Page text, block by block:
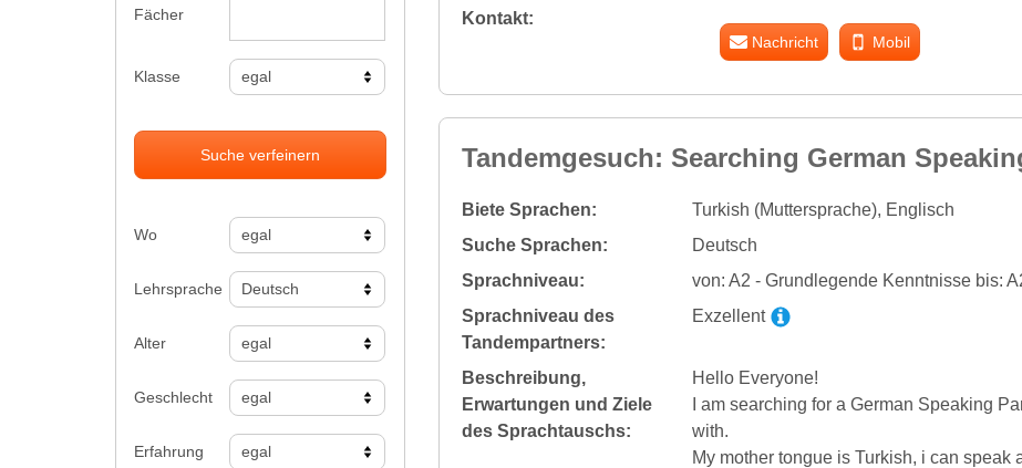
Fächer
Klasse
Suche verfeinern
Wo
Lehrsprache
Alter
Geschlecht
Erfahrung
Kontakt:
Nachricht Mobil
Tandemgesuch: Searching German
Biete Sprachen:
Turkish (Muttersprache), Englisch
Suche Sprachen:
Deutsch
Sprachniveau:
von: A2 - Grundlegende Kenntnisse bis:
Sprachniveau des
Tandempartners:
Exzellent
Beschreibung,
Erwartungen und Ziele
des Sprachtauschs:
Hello Everyone!
I am searching for a German Speaking
with.
My mother tongue is Turkish, i can speak